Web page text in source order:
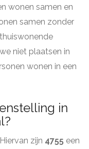
wonen samen en
samen zonder
niet plaatsen in
wonen in een
in
zijn 4755 een